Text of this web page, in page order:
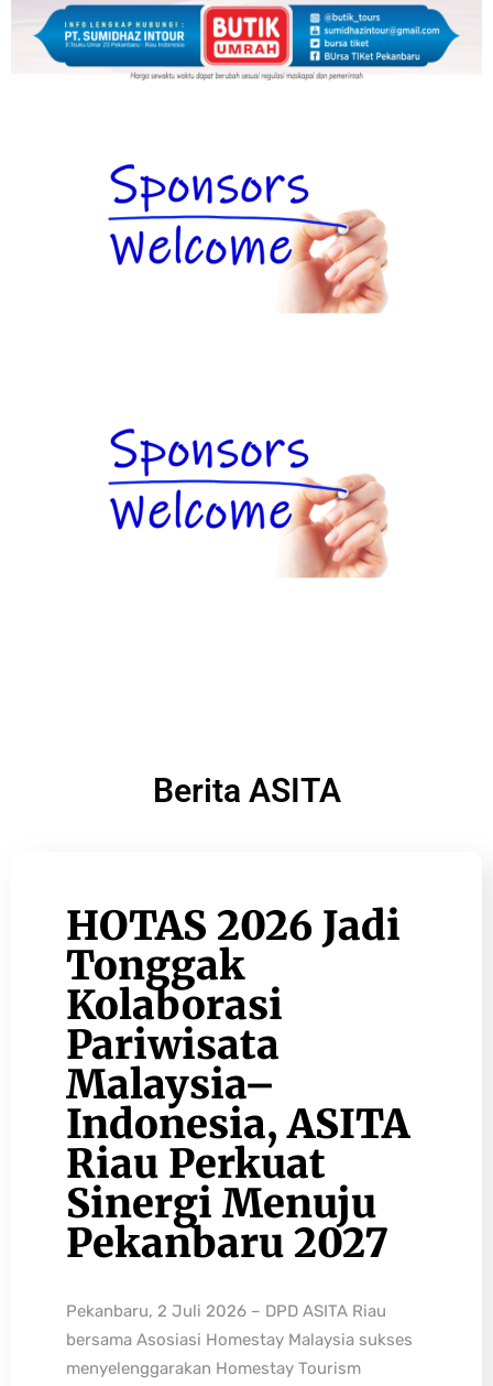
Berita ASITA
HOTAS 2026 Jadi
Tonggak
Kolaborasi
Pariwisata
Malaysia–
Indonesia, ASITA
Riau Perkuat
Sinergi Menuju
Pekanbaru 2027
Pekanbaru, 2 Juli 2026 – DPD ASITA Riau
bersama Asosiasi Homestay Malaysia sukses
menyelenggarakan Homestay Tourism